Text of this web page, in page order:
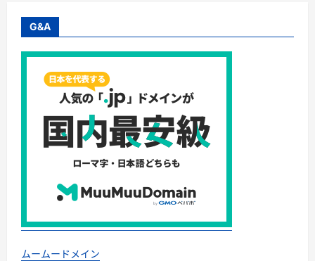
解
—
ン
コ
ウ
ピ
キ
チ
口
コ
ミ
評
に
つ
て
さ
G&A
ムームードメイン